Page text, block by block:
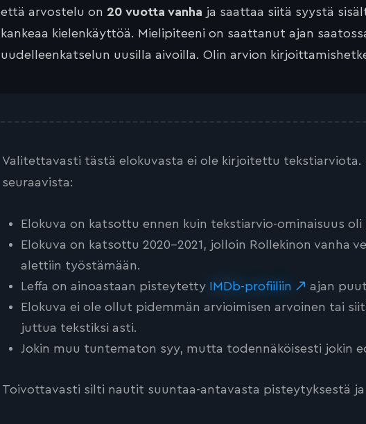
että arvostelu on 20 vuotta vanha ja saattaa siitä syystä
kankeaa kielenkäyttöä. Mielipiteeni on saattanut ajan
uudelleenkatselun uusilla aivoilla. Olin arvion
Valitettavasti tästä elokuvasta ei ole kirjoitettu tekstiarviota.
seuraavista:
Elokuva on katsottu ennen kuin tekstiarvio-ominaisuus oli
Elokuva on katsottu 2020-2021, jolloin Rollekinon vanha
alettiin työstämään.
Leffa on ainoastaan pisteytetty IMDb-profiiliin
ajan
Elokuva ei ole ollut pidemmän arvioimisen arvoinen tai
juttua tekstiksi asti.
Jokin muu tuntematon syy, mutta todennäköisesti jokin
Toivottavasti silti nautit suuntaa-antavasta pisteytyksestä